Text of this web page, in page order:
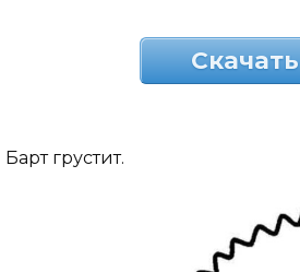
Скачать
Барт грустит.